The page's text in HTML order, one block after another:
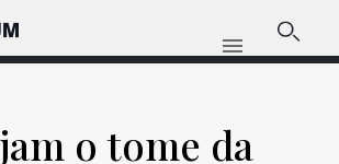
o tome da